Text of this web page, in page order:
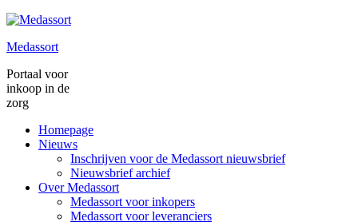
Medassort
Portaal voor
inkoop in de
zorg
Homepage
Nieuws
Inschrijven voor de Medassort nieuwsbrief
Nieuwsbrief archief
Over Medassort
Medassort voor inkopers
Medassort voor leveranciers